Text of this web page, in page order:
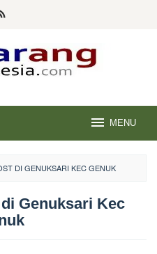
MENU
DI GENUKSARI KEC GENUK
Genuksari Kec